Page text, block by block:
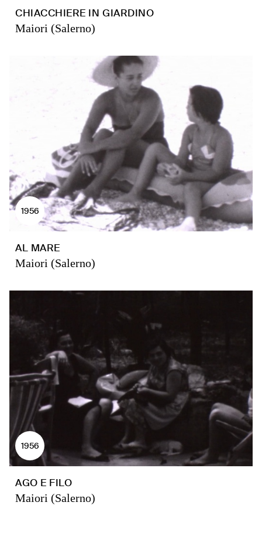
CHIACCHIERE IN GIARDINO
Maiori (Salerno)
1956
AL MARE
Maiori (Salerno)
1956
AGO E FILO
Maiori (Salerno)